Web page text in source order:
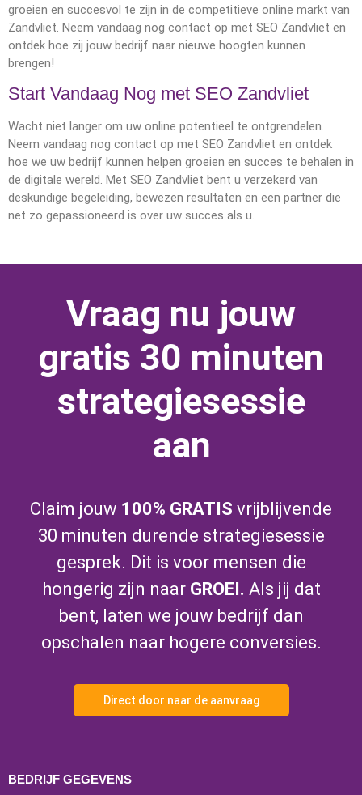
groeien en succesvol te zijn in de competitieve online markt van
Zandvliet. Neem vandaag nog contact op met SEO Zandvliet en
ontdek hoe zij jouw bedrijf naar nieuwe hoogten kunnen
brengen!
Start Vandaag Nog met SEO Zandvliet
Wacht niet langer om uw online potentieel te ontgrendelen.
Neem vandaag nog contact op met SEO Zandvliet en ontdek
hoe we uw bedrijf kunnen helpen groeien en succes te behalen in
de digitale wereld. Met SEO Zandvliet bent u verzekerd van
deskundige begeleiding, bewezen resultaten en een partner die
net zo gepassioneerd is over uw succes als u.
Vraag nu jouw
gratis 30 minuten
strategiesessie
aan
Claim jouw 100% GRATIS vrijblijvende
30 minuten durende strategiesessie
gesprek. Dit is voor mensen die
hongerig zijn naar GROEI. Als jij dat
bent, laten we jouw bedrijf dan
opschalen naar hogere conversies.
Direct door naar de aanvraag
BEDRIJF GEGEVENS